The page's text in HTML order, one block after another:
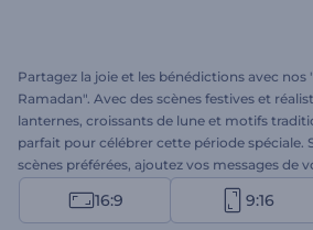
Partagez la joie et les bénédictions avec
Ramadan". Avec des scènes festives et
lanternes, croissants de lune et motifs
parfait pour célébrer cette période spéciale.
scènes préférées, ajoutez vos messages de
votre vidéo avec une musique de fond
vidéos de vœux, invitations d’événements,
16:9 9:16